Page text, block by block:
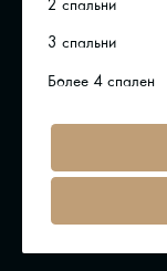
2 спальни
3 спальни
Более 4 спален